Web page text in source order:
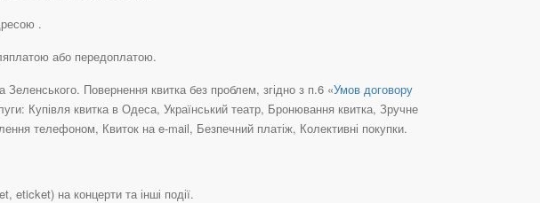
.
або передоплатою.
Повернення квитка без проблем, згідно з п.6 «Умов договору
Купівля квитка в Одеса, Український театр, Бронювання квитка, Зручне
телефоном, Квиток на e-mail, Безпечний платіж, Колективні покупки.
eticket) на концерти та інші події.